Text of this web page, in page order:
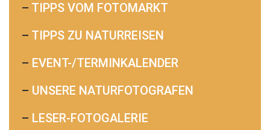
– TIPPS VOM FOTOMARKT
– TIPPS ZU NATURREISEN
– EVENT-/TERMINKALENDER
– UNSERE NATURFOTOGRAFEN
– LESER-FOTOGALERIE